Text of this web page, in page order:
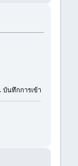
บันทึกการเข้า